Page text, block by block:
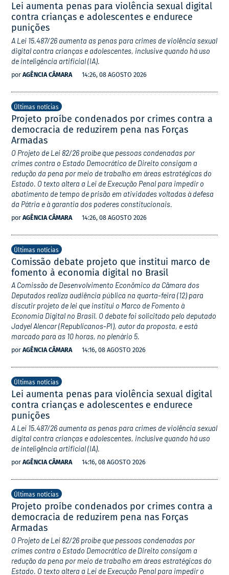
Lei aumenta penas para violência sexual digital
contra crianças e adolescentes e endurece
punições
A Lei 15.487/26 aumenta as penas para crimes de violência sexual
digital contra crianças e adolescentes, inclusive quando há uso
de inteligência artificial (IA).
por AGÊNCIA CÂMARA 14:26, 08 AGOSTO 2026
Últimas notícias
Projeto proíbe condenados por crimes contra a
democracia de reduzirem pena nas Forças
Armadas
O Projeto de Lei 82/26 proíbe que pessoas condenadas por
crimes contra o Estado Democrático de Direito consigam a
redução da pena por meio de trabalho em áreas estratégicas do
Estado. O texto altera a Lei de Execução Penal para impedir o
abatimento de tempo de prisão em atividades voltadas à defesa
da Pátria e à garantia dos poderes constitucionais.
por AGÊNCIA CÂMARA 14:26, 08 AGOSTO 2026
Últimas notícias
Comissão debate projeto que institui marco de
fomento à economia digital no Brasil
A Comissão de Desenvolvimento Econômico da Câmara dos
Deputados realiza audiência pública na quarta-feira (12) para
discutir projeto de lei que institui o Marco de Fomento à
Economia Digital no Brasil. O debate foi solicitado pelo deputado
Jadyel Alencar (Republicanos-PI), autor da proposta, e está
marcado para as 10 horas, no plenário 5.
por AGÊNCIA CÂMARA 14:16, 08 AGOSTO 2026
Últimas notícias
Lei aumenta penas para violência sexual digital
contra crianças e adolescentes e endurece
punições
A Lei 15.487/26 aumenta as penas para crimes de violência sexual
digital contra crianças e adolescentes, inclusive quando há uso
de inteligência artificial (IA).
por AGÊNCIA CÂMARA 14:16, 08 AGOSTO 2026
Últimas notícias
Projeto proíbe condenados por crimes contra a
democracia de reduzirem pena nas Forças
Armadas
O Projeto de Lei 82/26 proíbe que pessoas condenadas por
crimes contra o Estado Democrático de Direito consigam a
redução da pena por meio de trabalho em áreas estratégicas do
Estado. O texto altera a Lei de Execução Penal para impedir o